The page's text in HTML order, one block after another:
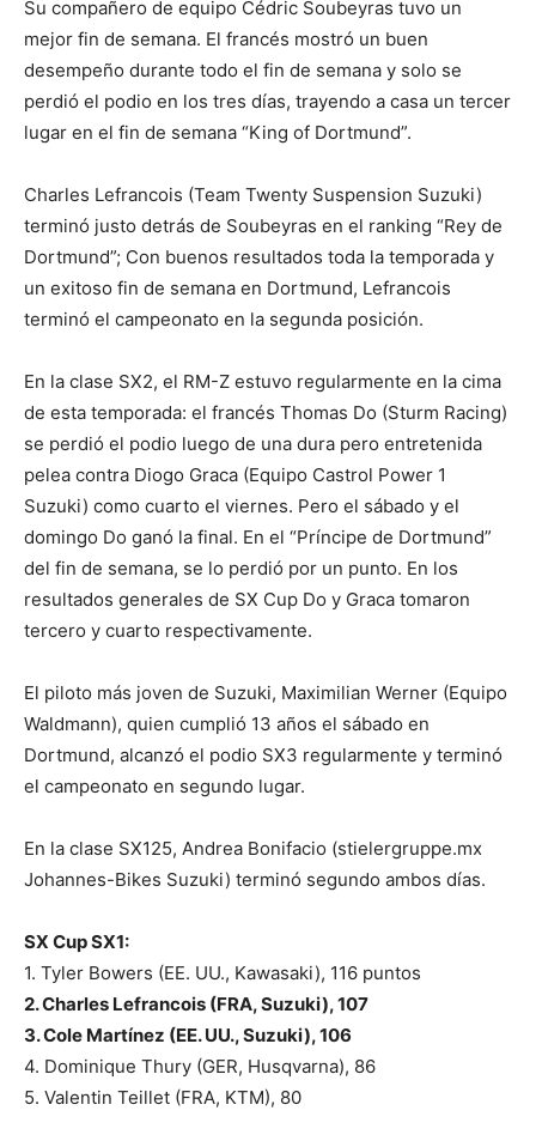
Su compañero de equipo Cédric Soubeyras tuvo un
mejor fin de semana. El francés mostró un buen
desempeño durante todo el fin de semana y solo se
perdió el podio en los tres días, trayendo a casa un tercer
lugar en el fin de semana “King of Dortmund”.
Charles Lefrancois (Team Twenty Suspension Suzuki)
terminó justo detrás de Soubeyras en el ranking “Rey de
Dortmund”; Con buenos resultados toda la temporada y
un exitoso fin de semana en Dortmund, Lefrancois
terminó el campeonato en la segunda posición.
En la clase SX2, el RM-Z estuvo regularmente en la cima
de esta temporada: el francés Thomas Do (Sturm Racing)
se perdió el podio luego de una dura pero entretenida
pelea contra Diogo Graca (Equipo Castrol Power 1
Suzuki) como cuarto el viernes. Pero el sábado y el
domingo Do ganó la final. En el “Príncipe de Dortmund”
del fin de semana, se lo perdió por un punto. En los
resultados generales de SX Cup Do y Graca tomaron
tercero y cuarto respectivamente.
El piloto más joven de Suzuki, Maximilian Werner (Equipo
Waldmann), quien cumplió 13 años el sábado en
Dortmund, alcanzó el podio SX3 regularmente y terminó
el campeonato en segundo lugar.
En la clase SX125, Andrea Bonifacio (stielergruppe.mx
Johannes-Bikes Suzuki) terminó segundo ambos días.
SX Cup SX1:
1. Tyler Bowers (EE. UU., Kawasaki), 116 puntos
2. Charles Lefrancois (FRA, Suzuki), 107
3. Cole Martínez (EE. UU., Suzuki), 106
4. Dominique Thury (GER, Husqvarna), 86
5. Valentin Teillet (FRA, KTM), 80